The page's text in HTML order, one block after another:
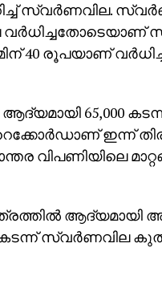
സ്വര്‍ണവില.
40 രൂപയാണ്
65,000
ഇന്ന്
വിപണിയിലെ
ആദ്യമായി
കടന്ന് സ്വര്‍ണവില